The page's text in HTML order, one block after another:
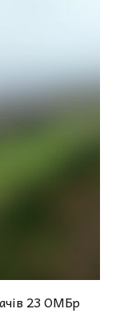
23 ОМБр